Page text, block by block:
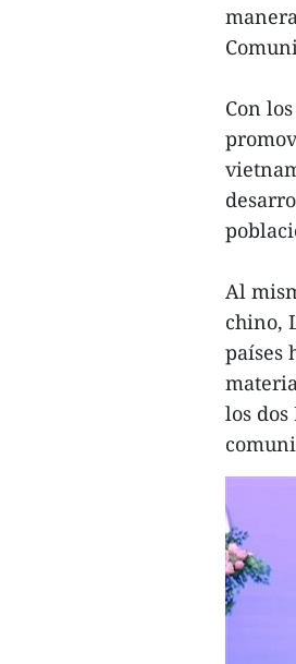
Con
Al
chino,
países
los